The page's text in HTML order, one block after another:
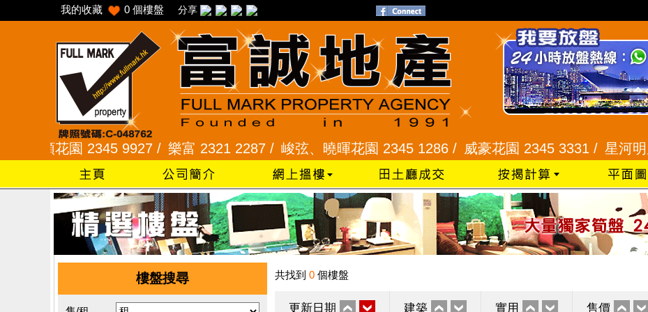
我的收藏 0 個樓盤 分享
頣花園 2345 9927 /樂富 2321 2287 /峻弦、曉暉花園 2345 1286 /威豪花園 2345 3331 /星河明居
樓盤搜尋 共找到 0 個樓盤
更新日期 建築 實用 售價